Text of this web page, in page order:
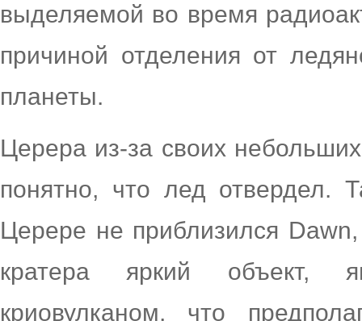
выделяемой во время
причиной отделения от
планеты.
Церера из-за своих
понятно, что лед отвердел.
Церере не приблизился
кратера яркий объект,
криовулканом, что